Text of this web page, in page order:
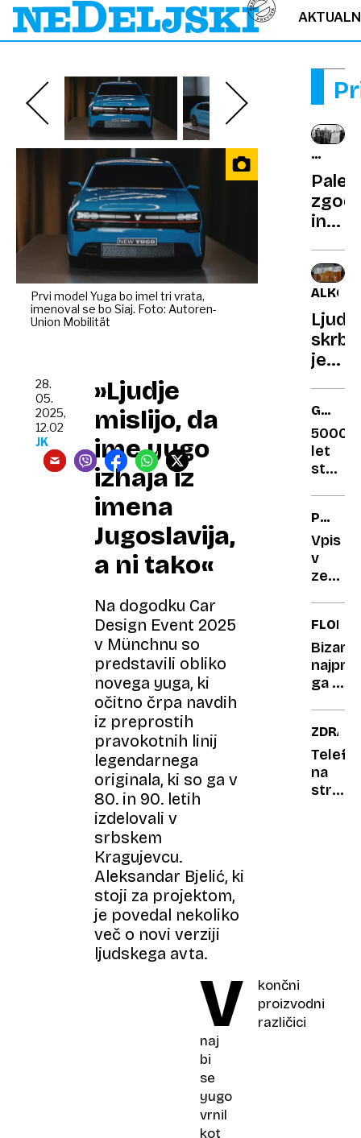
Prvi model Yuga bo imel tri vrata,
imenoval se bo Siaj. Foto: Autoren-
Union Mobilität
»Ljudje
mislijo, da
ime yugo
izhaja iz
imena
Jugoslavija,
a ni tako«
Na dogodku Car
Design Event 2025
v Münchnu so
predstavili obliko
novega yuga, ki
očitno črpa navdih
iz preprostih
pravokotnih linij
legendarnega
originala, ki so ga v
80. in 90. letih
izdelovali v
srbskem
Kragujevcu.
Aleksandar Bjelić, ki
stoji za projektom,
je povedal nekoliko
več o novi verziji
ljudskega avta.
28.
05.
2025,
12.02
JK
V
končni
proizvodni
različici
naj
bi
se
yugo
vrnil
kot
SE
JE
in
vejica
in
puška
borca
za
Ljudi
jetra,
pitje
zelo
tudi
5000
let
star
danes
bega
PRAVNI
Vpis
v
želela
vnuku
in
najprej
ga je
nato
so
ga
na